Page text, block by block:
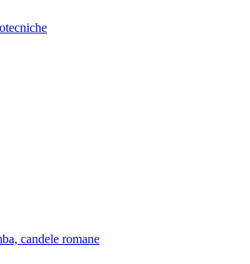
candele romane